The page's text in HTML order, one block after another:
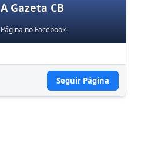
A Gazeta CB
Página no Facebook
Seguir Página